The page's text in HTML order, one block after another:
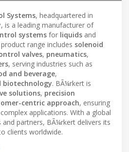
Systems, headquartered in
, is a leading manufacturer of
systems for liquids and
range includes solenoid
valves, pneumatics,
, serving industries such as
and beverage,
biotechnology. BÃ¼rkert is
solutions, precision
centric approach, ensuring
applications. With a global
partners, BÃ¼rkert delivers its
clients worldwide.